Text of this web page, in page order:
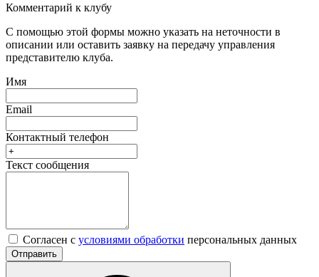
Комментарий к клубу
С помощью этой формы можно указать на неточности в
описании или оставить заявку на передачу управления
представителю клуба.
Имя
Email
Контактный телефон
Текст сообщения
Согласен с условиями обработки персональных данных
Отправить